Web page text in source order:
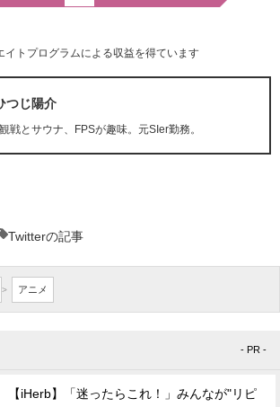
トプログラムによる収益を得ています
つじ陽介
戦とサウナ、FPSが趣味。元SIer勤務。
Twitterの記事
> アニメ
- PR -
【iHerb】「迷ったらこれ！」みんなが"リピ